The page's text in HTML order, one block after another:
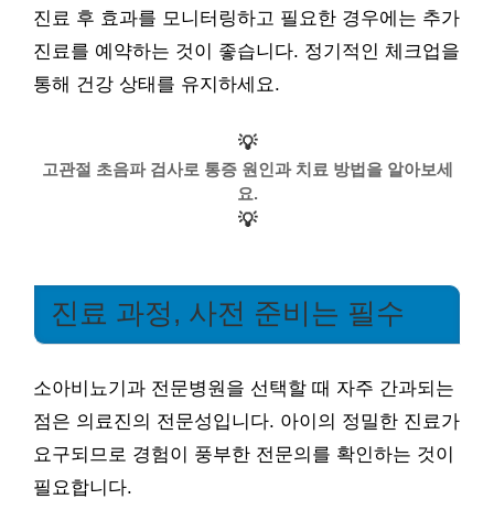
진료 후 효과를 모니터링하고 필요한 경우에는 추가
진료를 예약하는 것이 좋습니다. 정기적인 체크업을
통해 건강 상태를 유지하세요.
💡
고관절 초음파 검사로 통증 원인과 치료 방법을 알아보세
요.
💡
진료 과정, 사전 준비는 필수
소아비뇨기과 전문병원을 선택할 때 자주 간과되는
점은 의료진의 전문성입니다. 아이의 정밀한 진료가
요구되므로 경험이 풍부한 전문의를 확인하는 것이
필요합니다.